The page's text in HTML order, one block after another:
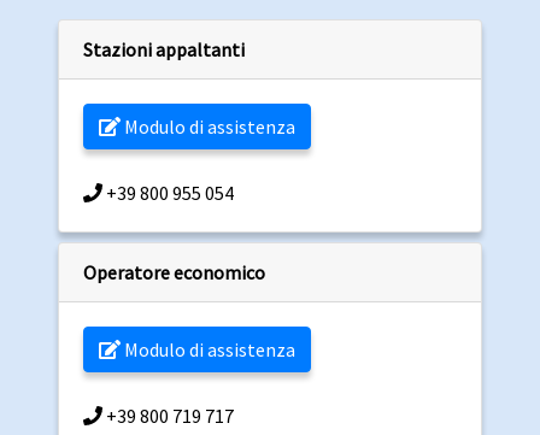
Stazioni appaltanti
Modulo di assistenza
+39 800 955 054
Operatore economico
Modulo di assistenza
+39 800 719 717